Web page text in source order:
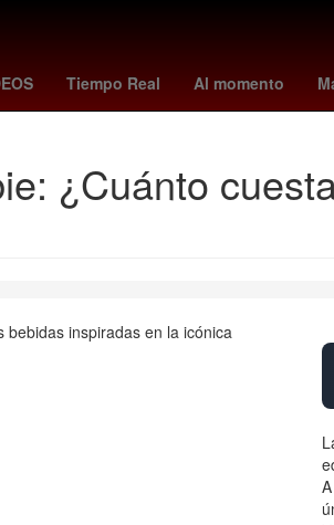
Tiempo Real Al momento
Morena sassuolo - cremonese
¿Cuánto